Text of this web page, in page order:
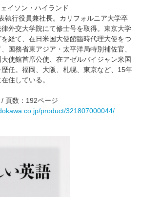
イソン・ハイランド
執行役員兼社長。カリフォルニア大学卒
外交大学院にて修士号を取得。東京大学
経て、在日米国大使館臨時代理大使をつ
国務省東アジア・太平洋局特別補佐官、
使館首席公使、在アゼルバイジャン米国
任。福岡、大阪、札幌、東京など、15年
住している。
/ 頁数：192ページ
product/321807000044/